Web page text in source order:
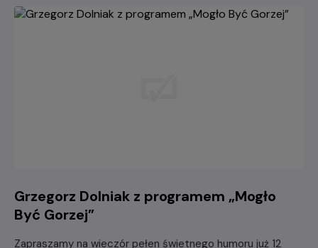
Grzegorz Dolniak z programem „Mogło
Być Gorzej”
Zapraszamy na wieczór pełen świetnego humoru już 12